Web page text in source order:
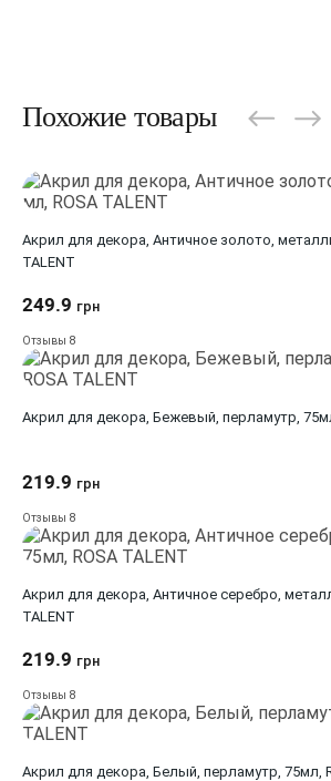
Похожие товары
Акрил для декора, Античное золото,
TALENT
249.9 грн
Отзывы 8
Акрил для декора, Бежевый, перламутр,
219.9 грн
Отзывы 8
Акрил для декора, Античное серебро,
TALENT
219.9 грн
Отзывы 8
Акрил для декора, Белый, перламутр, 75мл,